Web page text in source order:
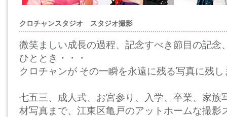
クロチャンスタジオ スタジオ撮影
微笑ましい成長の過程、記念すべき節目の記念
ひととき・・・
クロチャンが その一瞬を永遠に残る写真に残し
七五三、成人式、お宮参り、入学、卒業、家族
材写真まで、江東区亀戸のアットホームな撮影